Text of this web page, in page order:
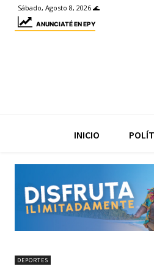
Sábado, Agosto 8, 2026 🌊
ANUNCIATÉ EN EPY
INICIO
DEPORTES